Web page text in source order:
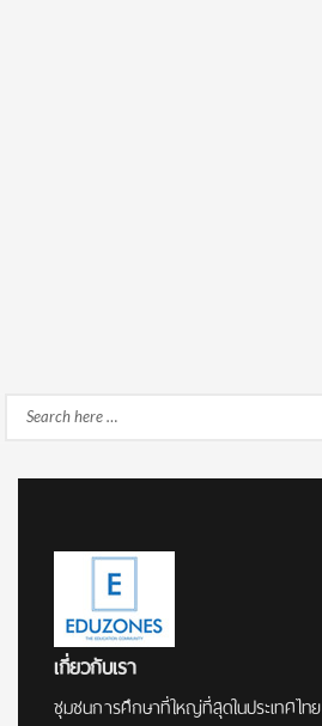
Search
เกี่ยวกับเรา
ชุมชนการศึกษาที่ใหญ่ที่สุดในประเทศไทย